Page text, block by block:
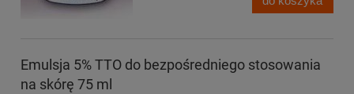
Emulsja 5% TTO do bezpośredniego stosowania
na skórę 75 ml